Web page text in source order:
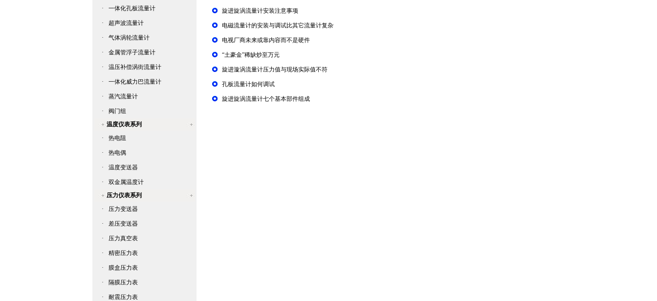
· 一体化孔板流量计
· 超声波流量计
· 气体涡轮流量计
· 金属管浮子流量计
· 温压补偿涡街流量计
· 一体化威力巴流量计
· 蒸汽流量计
·
阀门组
温度仪表系列
·
热电阻
· 热电偶
· 温度变送器
·
双金属温度计
压力仪表系列
·
压力变送器
· 差压变送器
· 压力真空表
· 精密压力表
· 膜盒压力表
· 隔膜压力表
· 耐震压力表
旋进旋涡流量计安装注意事项
电磁流量计的安装与调试比其它流量计复杂
电视厂商未来或靠内容而不是硬件
“土豪金”稀缺炒至万元
旋进漩涡流量计压力值与现场实际值不符
孔板流量计如何调试
旋进旋涡流量计七个基本部件组成